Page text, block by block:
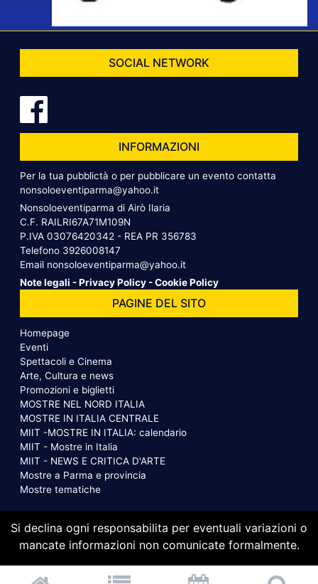
SOCIAL NETWORK
INFORMAZIONI
Per la tua pubblictà o per pubblicare un evento contatta
nonsoloeventiparma@yahoo.it
Nonsoloeventiparma di Airò Ilaria
C.F. RAILRI67A71M109N
P.IVA 03076420342 - REA PR 356783
Telefono 3926008147
Email nonsoloeventiparma@yahoo.it
Note legali -Privacy Policy -Cookie Policy
PAGINE DEL SITO
Homepage
Eventi
Spettacoli e Cinema
Arte, Cultura e news
Promozioni e biglietti
MOSTRE NEL NORD ITALIA
MOSTRE IN ITALIA CENTRALE
MIIT -MOSTRE IN ITALIA: calendario
MIIT - Mostre in Italia
MIIT - NEWS E CRITICA D'ARTE
Mostre a Parma e provincia
Mostre tematiche
Si declina ogni responsabilita per eventuali variazioni o
mancate informazioni non comunicate formalmente.